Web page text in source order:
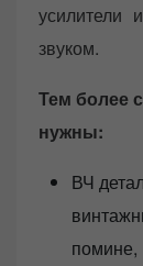
усилители
звуком.
Тем более
нужны:
ВЧ
помине,